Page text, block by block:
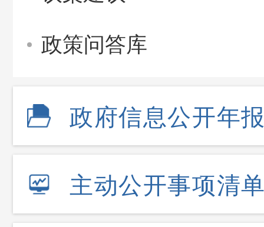
政策问答库
政府信息公开年
主动公开事项清